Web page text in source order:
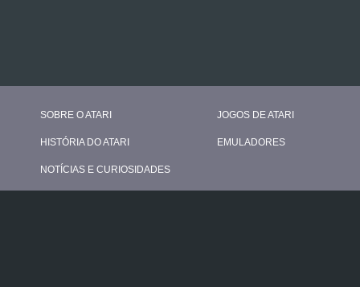
SOBRE O ATARI
HISTÓRIA DO ATARI
NOTÍCIAS E CURIOSIDADES
JOGOS DE ATARI
EMULADORES